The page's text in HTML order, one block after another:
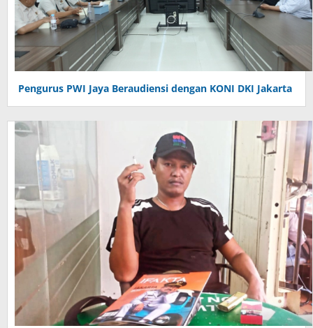
Pengurus PWI Jaya Beraudiensi dengan KONI DKI Jakarta